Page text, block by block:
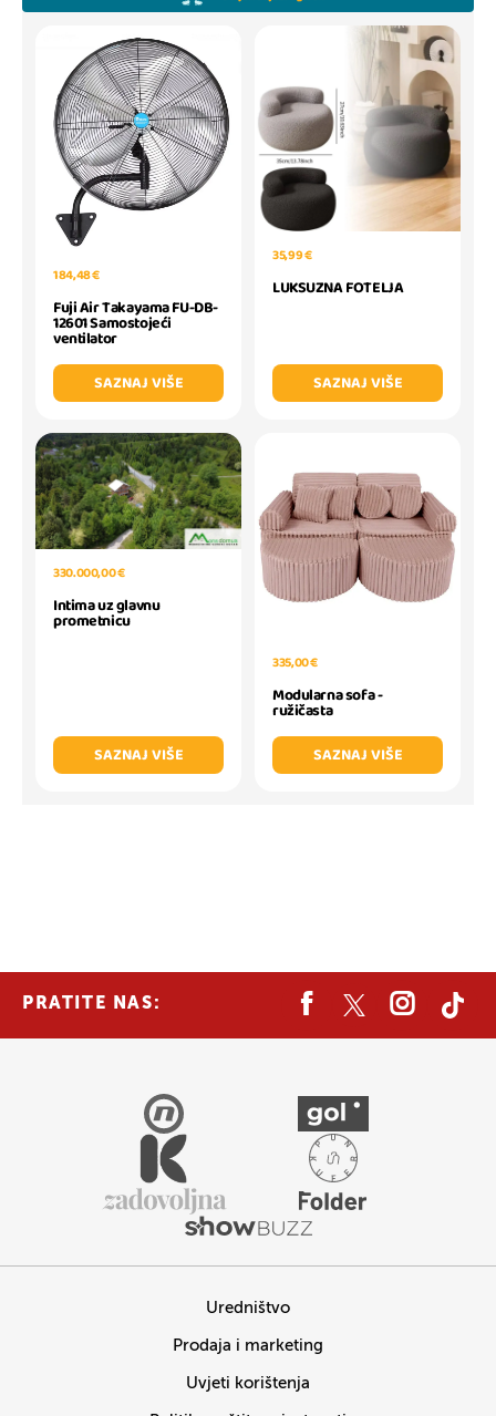
184,48 €
Fuji Air Takayama FU-DB-
12601 Samostojeći
ventilator
SAZNAJ VIŠE
35,99 €
LUKSUZNA FOTELJA
SAZNAJ VIŠE
330.000,00 €
Intima uz glavnu
prometnicu
SAZNAJ VIŠE
335,00 €
Modularna sofa -
ružičasta
SAZNAJ VIŠE
PRATITE NAS:
Uredništvo
Prodaja i marketing
Uvjeti korištenja